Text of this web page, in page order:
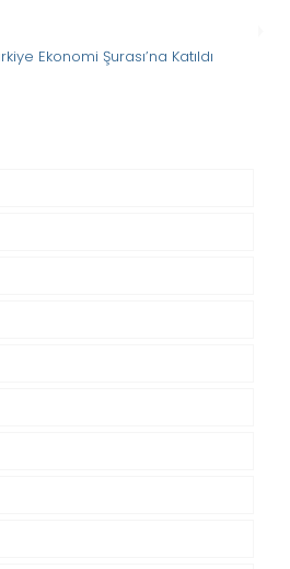
Ekonomi Şurası’na Katıldı